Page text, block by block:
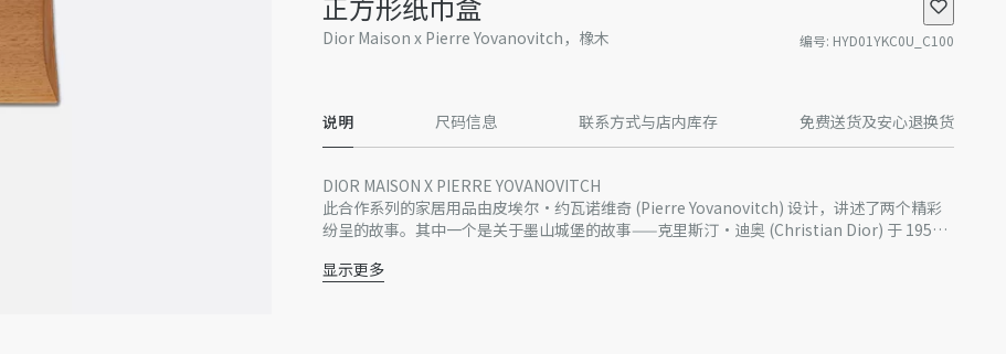
Dior Maison x Pierre Yovanovitch，橡木 编号: HYD01YKC0U_C100
说明 尺码信息 联系方式与店内库存 免费送货及安心退换货
DIOR MAISON X PIERRE YOVANOVITCH
此合作系列的家居用品由皮埃尔·约瓦诺维奇 (Pierre Yovanovitch) 设计，讲述了两个精彩
纷呈的故事。其中一个是关于墨山城堡的故事——克里斯汀·迪奥 (Christian Dior) 于 1950
城堡位于 65 公里以外，在过去 10 年里，皮埃尔·约瓦诺维奇 (Pierre Yovanovitch) 在这里
橡木
显示更多